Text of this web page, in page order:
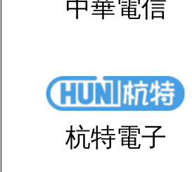
中華電信
杭特電子